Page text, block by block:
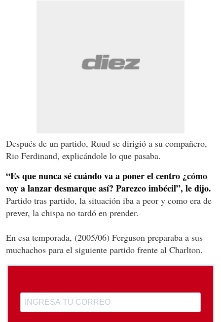
Después de un partido, Ruud se dirigió a su compañero,
Rio Ferdinand, explicándole lo que pasaba.
“Es que nunca sé cuándo va a poner el centro ¿cómo
voy a lanzar desmarque así? Parezco imbécil”, le dijo.
Partido tras partido, la situación iba a peor y como era de
prever, la chispa no tardó en prender.
En esa temporada, (2005/06) Ferguson preparaba a sus
muchachos para el siguiente partido frente al Charlton.